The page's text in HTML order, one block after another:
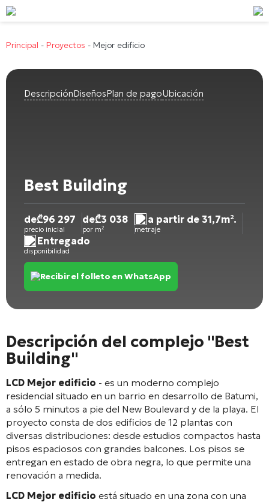
Principal - Proyectos - Mejor edificio
DescripciónDiseñosPlan de pagoUbicación
Best Building
de₾96 297
precio inicial
de₾3 038
por m²
a partir de 31,7m².
metraje
Entregado
disponibilidad
Recibir el folleto en WhatsApp
Descripción del complejo "Best
Building"
LCD Mejor edificio - es un moderno complejo
residencial situado en un barrio en desarrollo de Batumi,
a sólo 5 minutos a pie del New Boulevard y de la playa. El
proyecto consta de dos edificios de 12 plantas con
diversas distribuciones: desde estudios compactos hasta
pisos espaciosos con grandes balcones. Los pisos se
entregan en estado de obra negra, lo que permite una
renovación a medida.
LCD Mejor edificio está situado en una zona con una